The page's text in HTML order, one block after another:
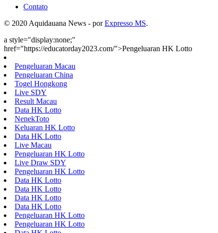
Contato
© 2020 Aquidauana News - porExpresso MS.
a style="display:none;"
href="https://educatorday2023.com/">Pengeluaran HK Lotto
Pengeluaran Macau
Pengeluaran China
Togel Hongkong
Live SDY
Result Macau
Data HK Lotto
NenekToto
Keluaran HK Lotto
Data HK Lotto
Live Macau
Pengeluaran HK Lotto
Live Draw SDY
Pengeluaran HK Lotto
Data HK Lotto
Data HK Lotto
Data HK Lotto
Data HK Lotto
Pengeluaran HK Lotto
Pengeluaran HK Lotto